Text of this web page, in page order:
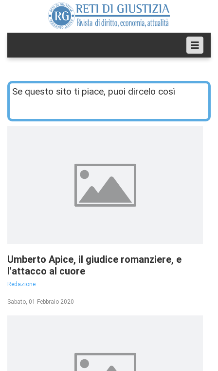
Se questo sito ti piace, puoi dircelo così
Umberto Apice, il giudice romanziere, e
l'attacco al cuore
Redazione
Sabato, 01 Febbraio 2020